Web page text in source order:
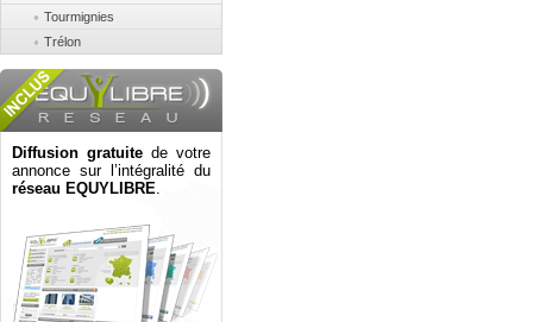
Tourmignies
Trélon
Diffusion gratuite de votre
annonce sur l’intégralité du
réseau EQUYLIBRE.